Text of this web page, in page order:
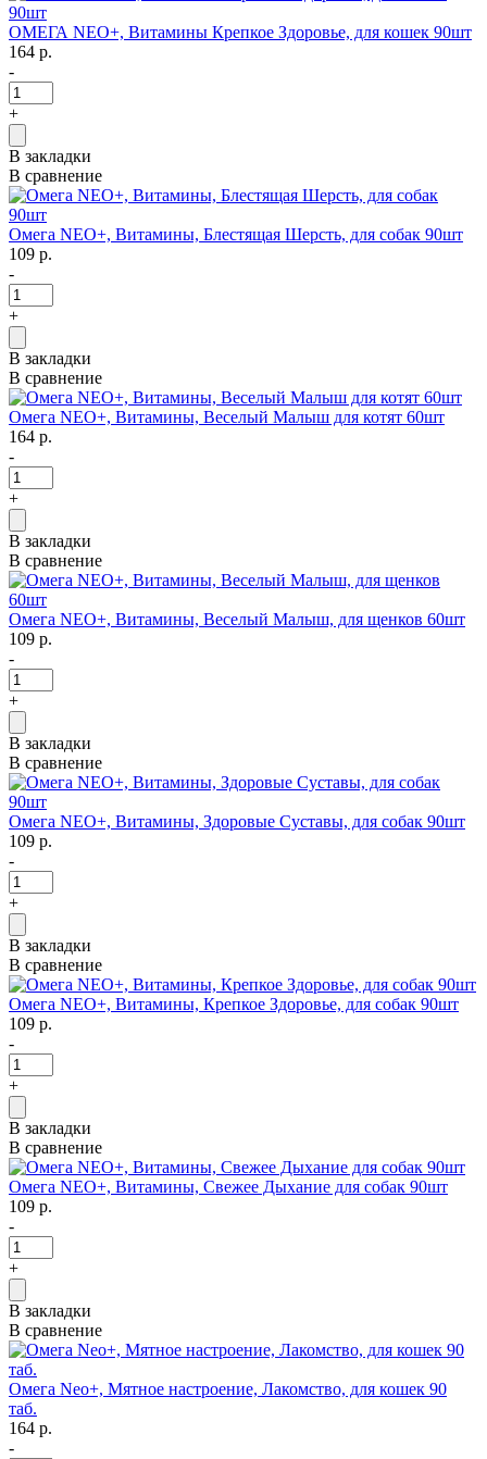
ОМЕГА NEO+, Витамины Крепкое Здоровье, для кошек 90шт
164 р.
-
+
В закладки
В сравнение
Омега NEO+, Витамины, Блестящая Шерсть, для собак 90шт
109 р.
-
+
В закладки
В сравнение
Омега NEO+, Витамины, Веселый Малыш для котят 60шт
164 р.
-
+
В закладки
В сравнение
Омега NEO+, Витамины, Веселый Малыш, для щенков 60шт
109 р.
-
+
В закладки
В сравнение
Омега NEO+, Витамины, Здоровые Суставы, для собак 90шт
109 р.
-
+
В закладки
В сравнение
Омега NEO+, Витамины, Крепкое Здоровье, для собак 90шт
109 р.
-
+
В закладки
В сравнение
Омега NEO+, Витамины, Свежее Дыхание для собак 90шт
109 р.
-
+
В закладки
В сравнение
Омега Neo+, Мятное настроение, Лакомство, для кошек 90
таб.
164 р.
-